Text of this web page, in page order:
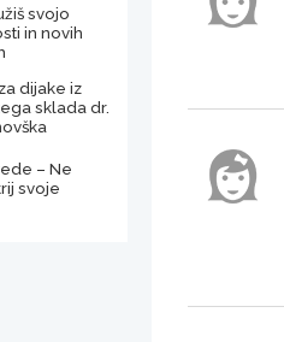
svojo
in novih
dijake iz
sklada dr.
– Ne
svoje